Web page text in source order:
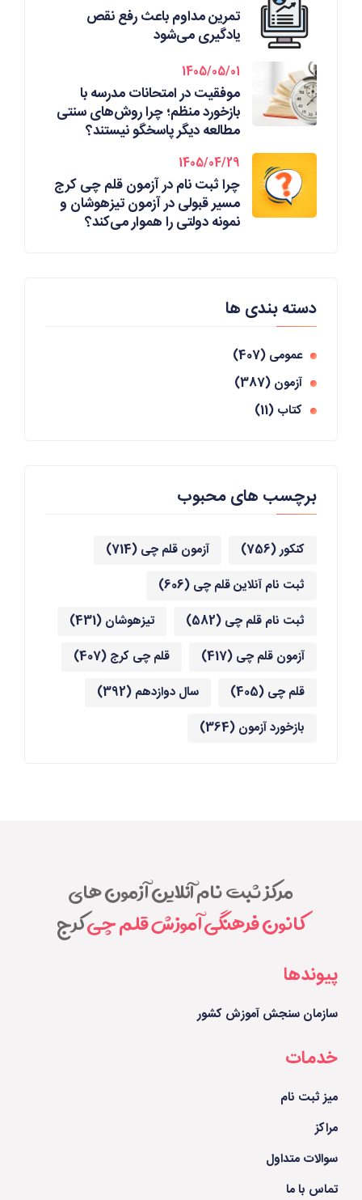
تمرین مداوم باعث رفع نقص
یادگیری می‌شود
1405/05/01
موفقیت در امتحانات مدرسه با
بازخورد منظم؛ چرا روش‌های سنتی
مطالعه دیگر پاسخگو نیستند؟
1405/04/29
چرا ثبت نام در آزمون قلم چی کرج
مسیر قبولی در آزمون تیزهوشان و
نمونه دولتی را هموار می‌کند؟
دسته بندی ها
عمومی(407)
آزمون(387)
کتاب(11)
برچسب های محبوب
کنکور(756) آزمون قلم چی (714)
ثبت نام آنلاین قلم چی (606)
ثبت نام قلم چی (582) تیزهوشان(431)
آزمون قلم چی (417) قلم چی کرج (407)
قلم چی (405) سال دوازدهم(392)
بازخورد آزمون(364)
مرکز ثبت نام آنلاین آزمون های
کانون فرهنگی آموزش قلم چیکرج
پیوندها
سازمان سنجش آموزش کشور
خدمات
میز ثبت نام
سوالات متداول
تماس با ما